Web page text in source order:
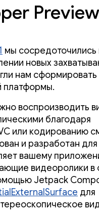
мы сосредоточились
новых
нам сформировать
платформы.
воспроизводить
благодаря
или кодированию
и разработан для
вашему
видеоролики в
Jetpack
для